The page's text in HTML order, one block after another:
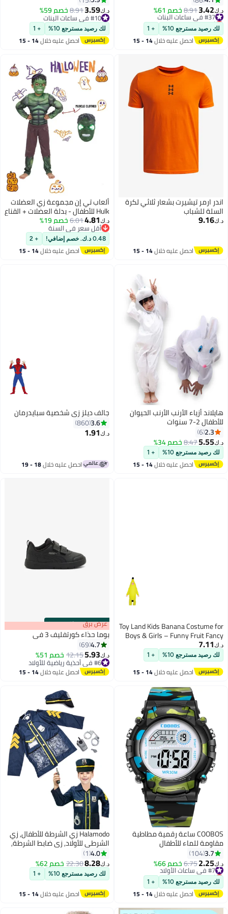
50 متراً، سهلة القراءة للفئات
العمرية 4-12 سنة، هدية مثالية
للأطفال
د.ك‏3.42
8.91خصم 61% #37 في ساعات البنات
أقل سعر في 7 يوم
#37 في ساعات البنات
لك رصيد مسترجع 10% + 1
احصل عليه خلال 14 - 15
اغسطس
للرجال والأولاد والبنات مزودة
بشاشة LCD وامضة وخفيفة الوزن
د.ك‏3.59
8.91خصم 59%
#10 في ساعات البنات
#10 في ساعات البنات
لك رصيد مسترجع 10% + 1
احصل عليه خلال 14 - 15
اغسطس
اندر ارمر تيشيرت بشعار ثلاثي لكرة
السلة للشباب
د.ك‏9.16
احصل عليه خلال 14 - 15
ألعاب تي إن مجموعة زي العضلات
Hulk للأطفال - بدلة العضلات + القناع
، زي أداء Halloween Avengers
للحفلات والأحداث الحجم: L (130-
140 سم)
د.ك‏4.81
6.01خصم 19%
أقل سعر في السنة
أقل سعر في السنة
0.48 د.ك. خصم إضافي! + 2
احصل عليه خلال 14 - 15
هايلاند أزياء الأرنب الأرنب الحيوان
للأطفال 2-7 سنوات
2.3
6
د.ك‏5.55
8.47خصم 34%
لك رصيد مسترجع 10% + 1
احصل عليه خلال 14 - 15
جالف ديلز زي شخصية سبايدرمان
3.6
860
د.ك‏1.91
احصل عليه خلال 18 - 19
Toy Land Kids Banana Costume for
Boys & Girls – Funny Fruit Fancy
Dress Outfit for kids of age 6 to 7
years
د.ك‏7.11
لك رصيد مسترجع 10% + 1
احصل عليه خلال 14 - 15
00m:00s
·باقي 100%
5
عرض برق
بوما حذاء كورتفليف 3 في
4.7
69
د.ك‏5.93
12.15خصم 51%
#6 في أحذية رياضية للأولاد
#6 في أحذية رياضية للأولاد احصل عليه خلال 14 - 15
COOBOS ساعة رقمية مطاطية
مقاومة للماء للأطفال
3.7
104
د.ك‏2.25
6.75خصم 66% #7 في ساعات الأولاد
أقل سعر في 30 يوم
#7 في ساعات الأولاد
لك رصيد مسترجع 10% + 1
احصل عليه خلال 14 - 15
Halamodo زي الشرطة للأطفال, زي
الشرطي للأولاد, زي ضابط الشرطة,
فستان الشرطة يتضمن قبعة لباس
الحفلة, لعب الأدوار, هدية فكرة
للولد والبنات الأعمار 3-6 سنوات
هدية عيد ميلاد
4.0
1
د.ك‏8.28
22.30خصم 62%
لك رصيد مسترجع 10% + 1
احصل عليه خلال 14 - 15